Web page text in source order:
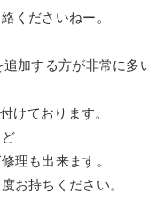
くださいねー。
加する方が非常に多
けております。
理も出来ます。
お持ちください。